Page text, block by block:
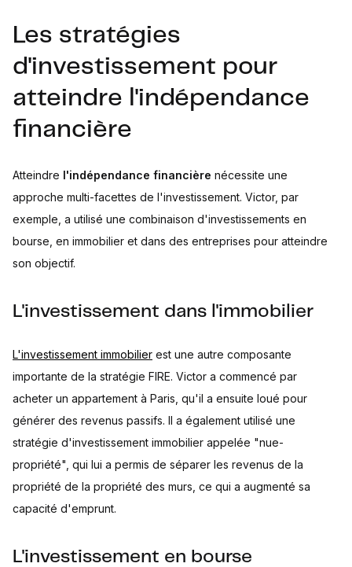
Les stratégies
d'investissement pour
atteindre l'indépendance
financière
Atteindre l'indépendance financière nécessite une
approche multi-facettes de l'investissement. Victor, par
exemple, a utilisé une combinaison d'investissements en
bourse, en immobilier et dans des entreprises pour atteindre
son objectif.
L'investissement dans l'immobilier
L'investissement immobilier est une autre composante
importante de la stratégie FIRE. Victor a commencé par
acheter un appartement à Paris, qu'il a ensuite loué pour
générer des revenus passifs. Il a également utilisé une
stratégie d'investissement immobilier appelée "nue-
propriété", qui lui a permis de séparer les revenus de la
propriété de la propriété des murs, ce qui a augmenté sa
capacité d'emprunt.
L'investissement en bourse